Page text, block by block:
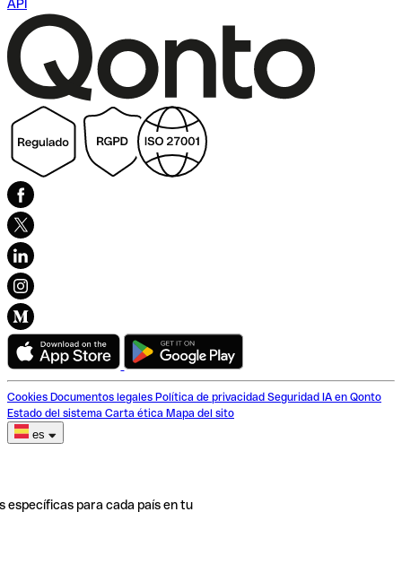
API
Cookies Documentos legales Política de privacidad Seguridad IA en Qonto
Estado del sistema Carta ética Mapa del sito
es
específicas para cada país en tu